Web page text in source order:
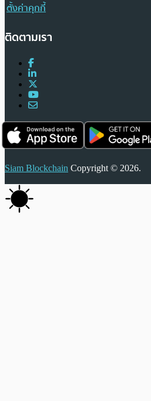
ตั้งค่าคุกกี้
ติดตามเรา
Siam Blockchain Copyright © 2026.